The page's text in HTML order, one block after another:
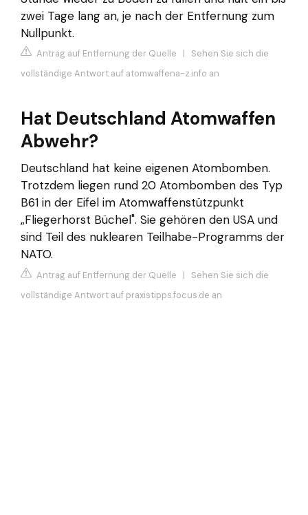
zwei Tage lang an, je nach der Entfernung zum
Nullpunkt.
Antrag auf Entfernung der Quelle | Sehen Sie sich die
vollständige Antwort auf atomwaffena-z.info an
Hat Deutschland Atomwaffen
Abwehr?
Deutschland hat keine eigenen Atombomben.
Trotzdem liegen rund 20 Atombomben des Typ
B61 in der Eifel im Atomwaffenstützpunkt
„Fliegerhorst Büchel". Sie gehören den USA und
sind Teil des nuklearen Teilhabe-Programms der
NATO.
Antrag auf Entfernung der Quelle | Sehen Sie sich die
vollständige Antwort auf praxistipps.focus.de an